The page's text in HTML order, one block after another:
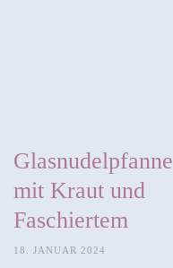
Glasnudelpfanne
mit Kraut und
Faschiertem
18. JANUAR 2024